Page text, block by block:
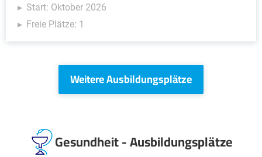
Start: Oktober 2026
Freie Plätze: 1
Weitere Ausbildungsplätze
Gesundheit - Ausbildungsplätze